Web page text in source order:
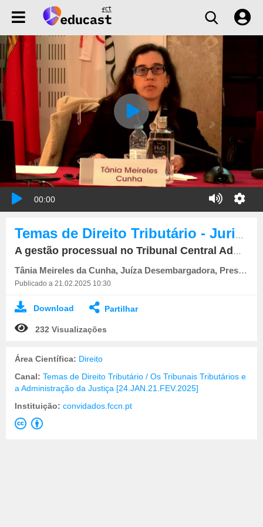
00:00
A gestão processual no Tribunal Central Administrativo Sul.
Tânia Meireles da Cunha, Juíza Desembargadora, Presidente do Tribunal Central Administrativo Sul
Publicado a 21.02.2025 10:30
Download Partilhar
232 Visualizações
Área Científica: Direito
Canal: Temas de Direito Tributário / Os Tribunais Tributários e
a Administração da Justiça [24.JAN.21.FEV.2025]
Instituição: convidados.fccn.pt